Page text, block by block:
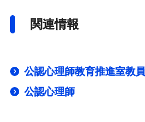
関連情報
公認心理師教育推進室教員
公認心理師